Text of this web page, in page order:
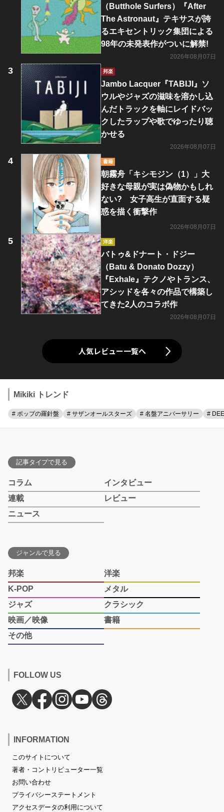
（Butthole Surfers）『After
The Astronaut』テキサスが誇
るエキセントリック集団による
98年の未発表作がついに解禁!
2026年08月07日
邦楽
Jambo Lacquer『TABIJI』ソ
ウルやジャズの滋味を溶かし込
んだトラックを軸にレイドバッ
クしたラップや歌でゆったり聴
かせる
2026年08月07日
書籍
朝霧舟「キシモジン（1）」大
好きな母親が実は偽物かもしれ
ない? 女子高生が直面する疑
惑を描く衝撃作
2026年08月07日
洋楽
バトゥ&ドナート・ドジー
（Batu & Donato Dozzy）
『Exhale』テクノやトランス、
アシッドを各々の作品で構築し
てきた2人のコラボ作
2026年08月07日
人気レビュー一覧へ
Mikiki トレンド
# ポップの羅針盤 # サザンオールスターズ # 名盤アニバーサリー #
記事タイプで見る
コラム
インタビュー
連載
レビュー
ニュース
ジャンルで見る
邦楽
洋楽
K-POP
メタル
ジャズ
クラシック
映画／映像
書籍
その他
FOLLOW US
INFORMATION
このサイトについて
著者・コントリビューター一覧
お問い合わせ
プライバシーステートメント
アクセスデータの利用について